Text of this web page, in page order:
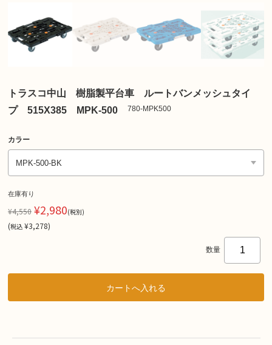
トラスコ中山 樹脂製平台車 ルートバンメッシュタイ
プ 515X385 MPK-500
780-MPK500
カラー
在庫有り
¥4,550 ¥2,980(税別)
(税込 ¥3,278)
数量